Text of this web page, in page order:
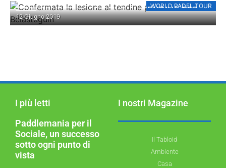
WORLD PADEL TOUR
CONFERMATA LA LESIONE AL TENDINE PER
FERNANDO BELASTEGUÍN
12 Giugno 2019
I più letti
Paddlemania per il
Sociale, un successo
sotto ogni punto di
vista
I nostri Magazine
Il Tabloid
Ambiente
Casa